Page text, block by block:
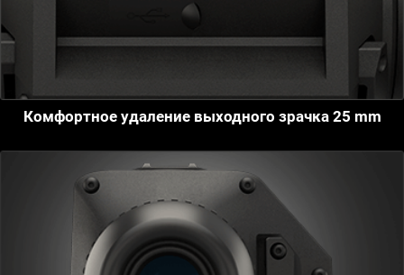
Комфортное удаление выходного зрачка 25 mm